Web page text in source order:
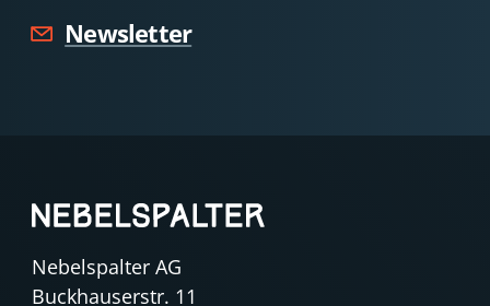
Newsletter
Nebelspalter AG
Buckhauserstr. 11